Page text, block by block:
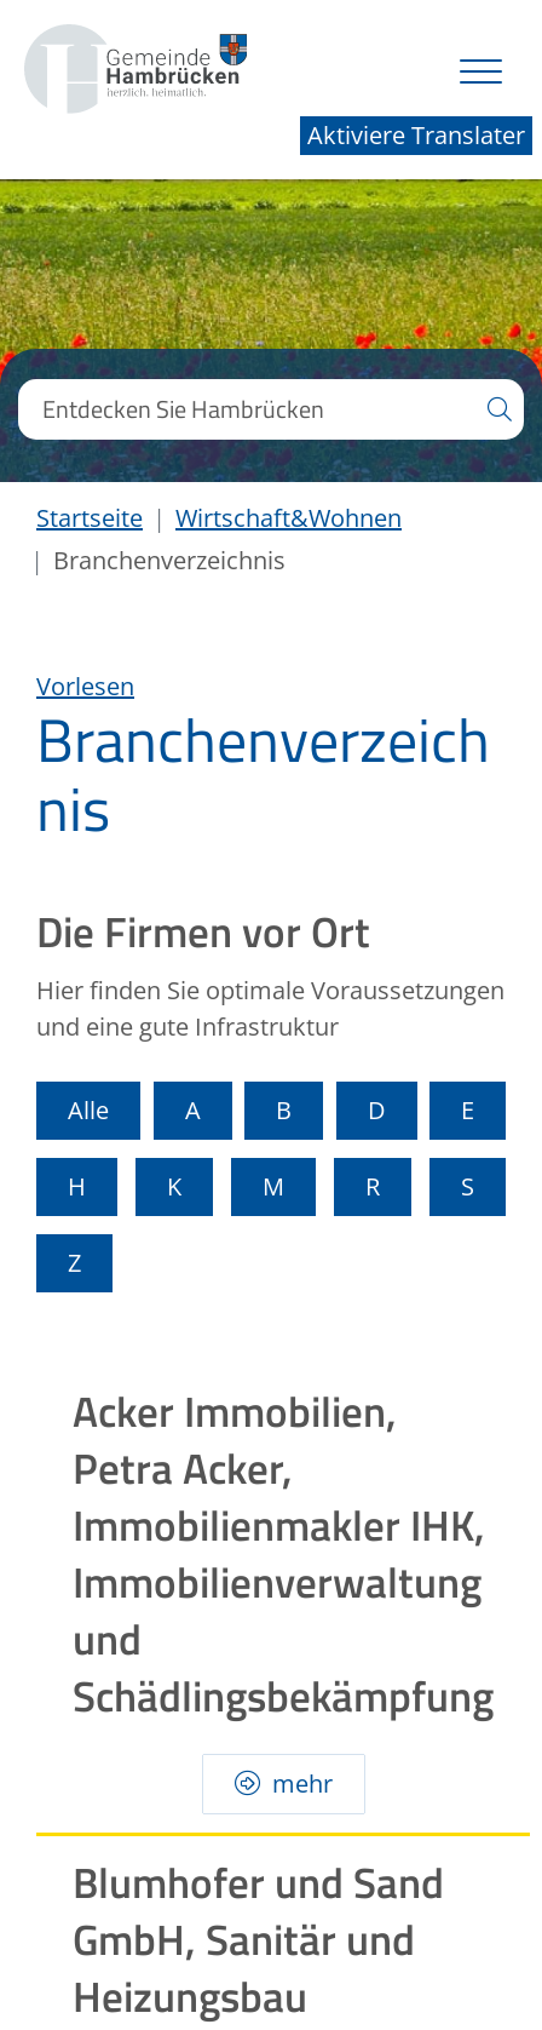
Aktiviere Translater
Startseite
Wirtschaft&Wohnen
Branchenverzeichnis
Vorlesen
Branchenverzeich
nis
Die Firmen vor Ort
Hier finden Sie optimale Voraussetzungen
und eine gute Infrastruktur
Alle A B D E
H K M R S
Z
Acker Immobilien,
Petra Acker,
Immobilienmakler IHK,
Immobilienverwaltung
und
Schädlingsbekämpfung
mehr
Blumhofer und Sand
GmbH, Sanitär und
Heizungsbau